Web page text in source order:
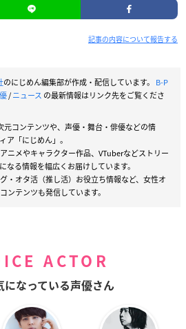
記事の内容について報告する
のにじめん編集部が作成・配信しています。 B-P
/ニュース の最新情報はリンク先をご覧くださ
元コンテンツや、声優・舞台・俳優などの情
ア「にじめん」。
ニメやキャラクター作品、VTuberなどストリー
なる情報を幅広くお届けしています。
・オタ活（推し活）お役立ち情報など、女性オ
ンテンツも発信しています。
ACTOR
になっている声優さん